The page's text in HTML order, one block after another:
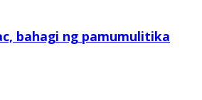
bahagi ng pamumulitika